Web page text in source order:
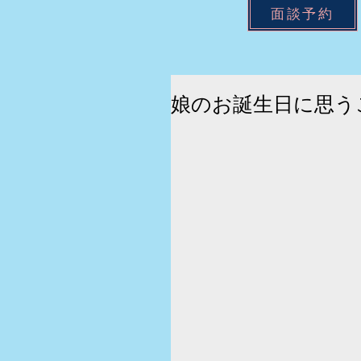
面談予約
娘のお誕生日に思